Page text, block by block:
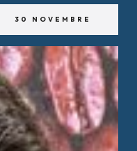
30 NOVEMBRE